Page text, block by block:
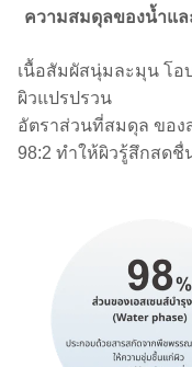
ความสมดุลของน้ำแล
เนื้อสัมผัสนุ่มละมุน โอ
ผิวแปรปรวน
อัตราส่วนที่สมดุล ของ
98:2 ทำให้ผิวรู้สึกสดชื่